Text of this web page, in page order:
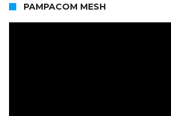
PAMPACOM MESH